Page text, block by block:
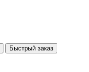
Быстрый заказ